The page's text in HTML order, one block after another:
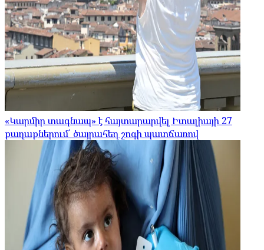
«Կարմիր տագնապ» է հայտարարվել Իտալիայի 27
քաղաքներում՝ ծայրահեղ շոգի պատճառով